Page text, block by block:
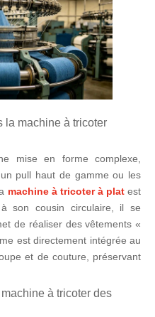
la machine à tricoter
mise en forme complexe,
pull haut de gamme ou les
machine à tricoter à plat est
son cousin circulaire, il se
de réaliser des vêtements «
est directement intégrée au
et de couture, préservant
à tricoter des